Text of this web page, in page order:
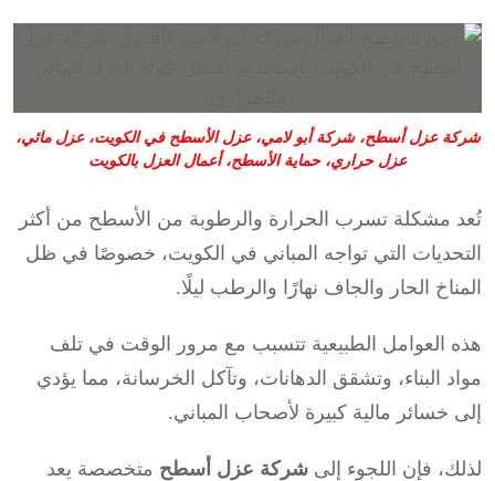
شركة عزل أسطح، شركة أبو لامي، عزل الأسطح في الكويت، عزل مائي،
عزل حراري، حماية الأسطح، أعمال العزل بالكويت
تُعد مشكلة تسرب الحرارة والرطوبة من الأسطح من أكثر
التحديات التي تواجه المباني في الكويت، خصوصًا في ظل
المناخ الحار والجاف نهارًا والرطب ليلًا.
هذه العوامل الطبيعية تتسبب مع مرور الوقت في تلف
مواد البناء، وتشقق الدهانات، وتآكل الخرسانة، مما يؤدي
إلى خسائر مالية كبيرة لأصحاب المباني.
لذلك، فإن اللجوء إلى شركة عزل أسطح متخصصة يعد